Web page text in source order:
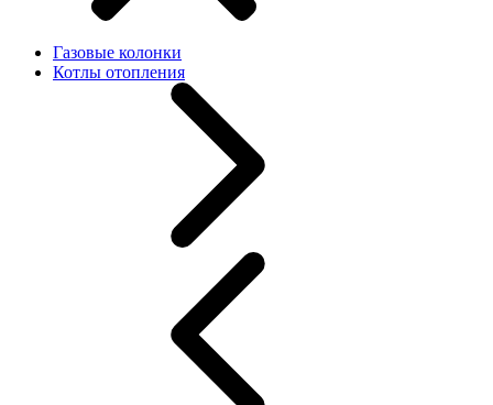
Газовые колонки
Котлы отопления